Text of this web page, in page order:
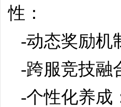
性：
-动态奖励机
-跨服竞技融
-个性化养成